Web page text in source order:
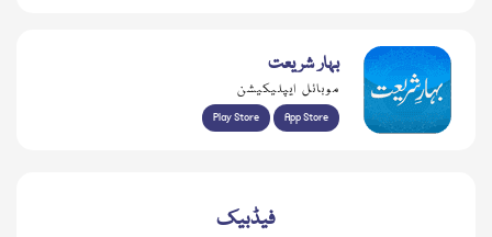
بہار شریعت
موبائل ایپلیکیشن
Play Store App Store
فیڈبیک